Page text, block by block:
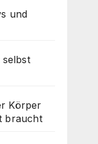
und
Körper
braucht